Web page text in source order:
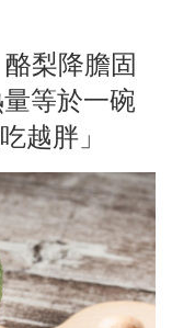
酪梨降膽固
等於一碗
越胖」